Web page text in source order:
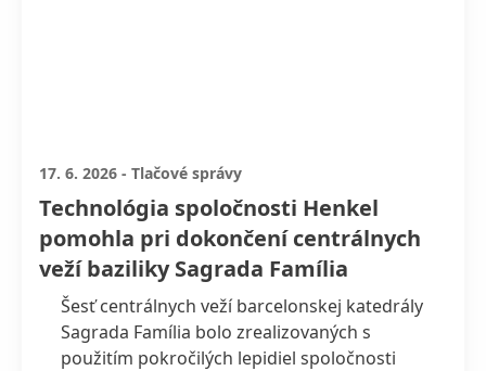
17. 6. 2026 - Tlačové správy
Technológia spoločnosti Henkel
pomohla pri dokončení centrálnych
veží baziliky Sagrada Família
Šesť centrálnych veží barcelonskej katedrály
Sagrada Família bolo zrealizovaných s
použitím pokročilých lepidiel spoločnosti